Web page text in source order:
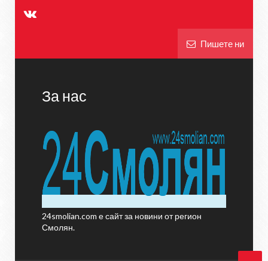
Пишете ни
За нас
24smolian.com е сайт за новини от регион
Смолян.